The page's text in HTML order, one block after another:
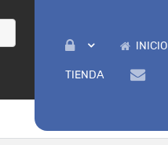
INICIO
TIENDA